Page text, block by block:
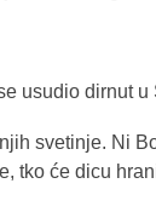
usudio dirnut u
svetinje. Ni
tko će dicu